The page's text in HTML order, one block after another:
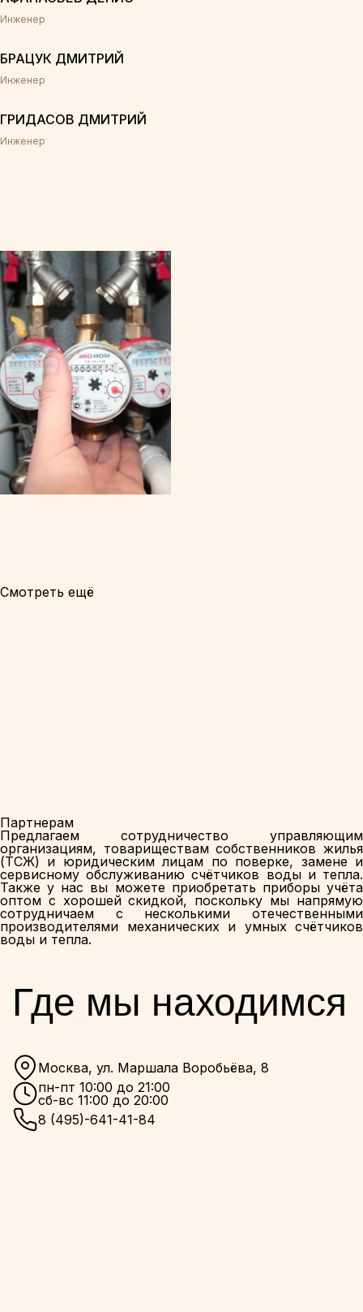
Инженер
БРАЦУК ДМИТРИЙ
Инженер
ГРИДАСОВ ДМИТРИЙ
Инженер
Смотреть ещё
Партнерам
Предлагаем сотрудничество управляющим
организациям, товариществам собственников жилья
(ТСЖ) и юридическим лицам по поверке, замене и
сервисному обслуживанию счётчиков воды и тепла.
Также у нас вы можете приобретать приборы учёта
оптом с хорошей скидкой, поскольку мы напрямую
сотрудничаем с несколькими отечественными
производителями механических и умных счётчиков
воды и тепла.
Где мы находимся
Москва, ул. Маршала Воробьёва, 8
пн-пт 10:00 до 21:00
сб-вс 11:00 до 20:00
8 (495)-641-41-84